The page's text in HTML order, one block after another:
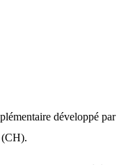
développé par
(CH).